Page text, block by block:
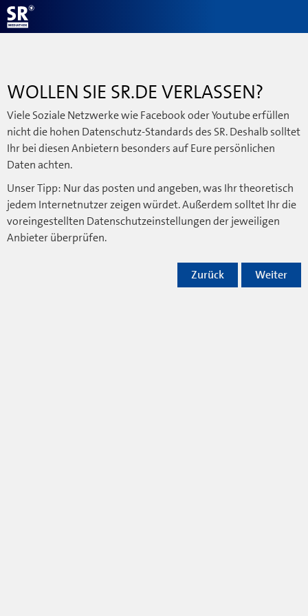
WOLLEN SIE SR.DE VERLASSEN?
Viele Soziale Netzwerke wie Facebook oder Youtube erfüllen
nicht die hohen Datenschutz-Standards des SR. Deshalb solltet
Ihr bei diesen Anbietern besonders auf Eure persönlichen
Daten achten.
Unser Tipp: Nur das posten und angeben, was Ihr theoretisch
jedem Internetnutzer zeigen würdet. Außerdem solltet Ihr die
voreingestellten Datenschutzeinstellungen der jeweiligen
Anbieter überprüfen.
Weiter
Zurück